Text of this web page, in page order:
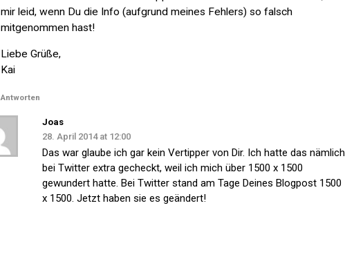
mir leid, wenn Du die Info (aufgrund meines Fehlers) so falsch
mitgenommen hast!
Liebe Grüße,
Kai
Antworten
Joas
28. April 2014 at 12:00
Das war glaube ich gar kein Vertipper von Dir. Ich hatte das nämlich
bei Twitter extra gecheckt, weil ich mich über 1500 x 1500
gewundert hatte. Bei Twitter stand am Tage Deines Blogpost 1500
x 1500. Jetzt haben sie es geändert!